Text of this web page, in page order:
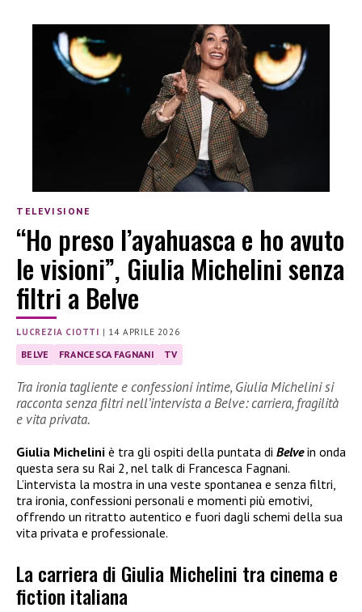
TELEVISIONE
“Ho preso l’ayahuasca e ho avuto
le visioni”, Giulia Michelini senza
filtri a Belve
LUCREZIA CIOTTI | 14 APRILE 2026
BELVE FRANCESCA FAGNANI TV
Tra ironia tagliente e confessioni intime, Giulia Michelini si
racconta senza filtri nell’intervista a Belve: carriera, fragilità
e vita privata.
Giulia Michelini è tra gli ospiti della puntata di Belve in onda
questa sera su Rai 2, nel talk di Francesca Fagnani.
L’intervista la mostra in una veste spontanea e senza filtri,
tra ironia, confessioni personali e momenti più emotivi,
offrendo un ritratto autentico e fuori dagli schemi della sua
vita privata e professionale.
La carriera di Giulia Michelini tra cinema e
fiction italiana